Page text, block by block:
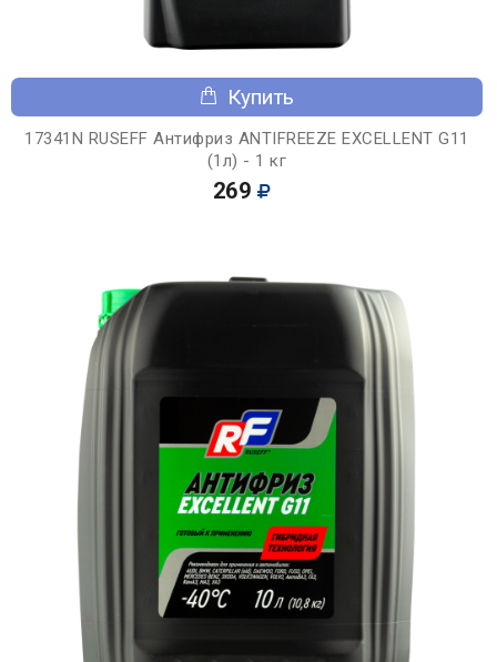
Купить
17341N RUSEFF Антифриз ANTIFREEZE EXCELLENT G11
(1л) - 1 кг
269